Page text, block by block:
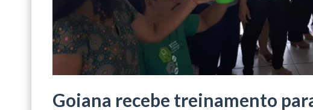
Goiana recebe treinamento